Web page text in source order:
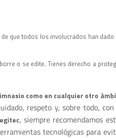
que todos los involucrados han dado
o se edite. Tienes derecho a
como en cualquier otro
respeto y, sobre todo,
, siempre recomendamos
tecnológicas para